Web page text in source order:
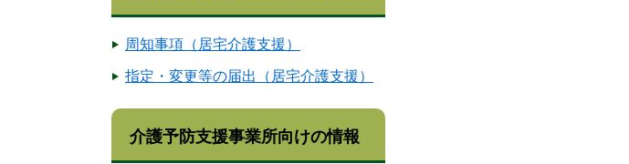
周知事項（居宅介護支援）
指定・変更等の届出（居宅介護支援）
介護予防支援事業所向けの情報